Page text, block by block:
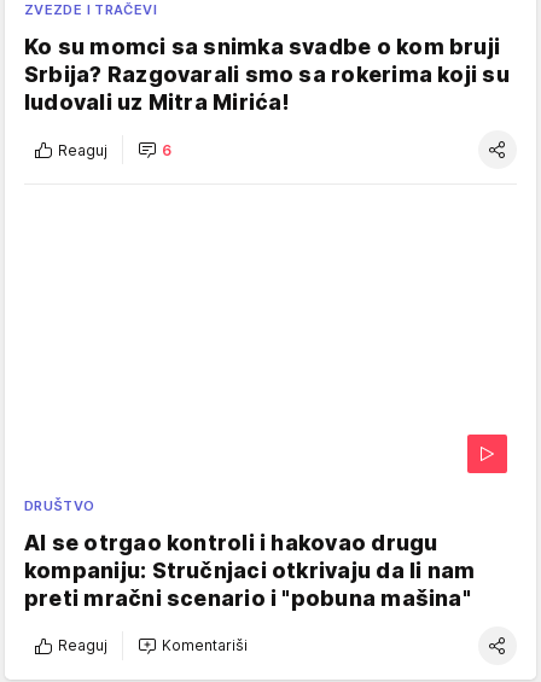
ZVEZDE I TRAČEVI
Ko su momci sa snimka svadbe o kom bruji
Srbija? Razgovarali smo sa rokerima koji su
ludovali uz Mitra Mirića!
Reaguj 6
DRUŠTVO
AI se otrgao kontroli i hakovao drugu
kompaniju: Stručnjaci otkrivaju da li nam
preti mračni scenario i "pobuna mašina"
Reaguj Komentariši